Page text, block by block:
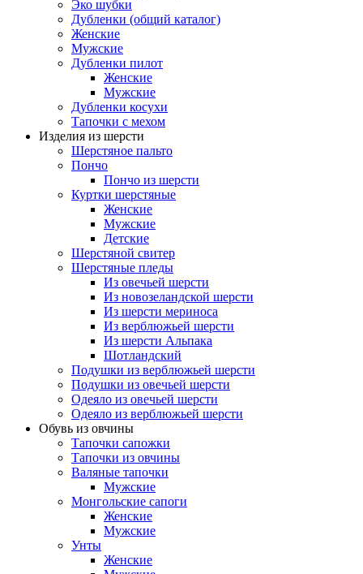
Эко шубки
Дубленки (общий каталог)
Женские
Мужские
Дубленки пилот
Женские
Мужские
Дубленки косухи
Тапочки с мехом
Изделия из шерсти
Шерстяное пальто
Пончо
Пончо из шерсти
Куртки шерстяные
Женские
Мужские
Детские
Шерстяной свитер
Шерстяные пледы
Из овечьей шерсти
Из новозеландской шерсти
Из шерсти мериноса
Из верблюжьей шерсти
Из шерсти Альпака
Шотландский
Подушки из верблюжьей шерсти
Подушки из овечьей шерсти
Одеяло из овечьей шерсти
Одеяло из верблюжьей шерсти
Обувь из овчины
Тапочки сапожки
Тапочки из овчины
Валяные тапочки
Мужские
Монгольские сапоги
Женские
Мужские
Унты
Женские